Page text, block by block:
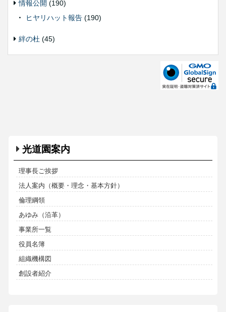
情報公開 (190)
ヒヤリハット報告 (190)
絆の杜 (45)
光道園案内
理事長ご挨拶
法人案内（概要・理念・基本方針）
倫理綱領
あゆみ（沿革）
事業所一覧
役員名簿
組織機構図
創設者紹介